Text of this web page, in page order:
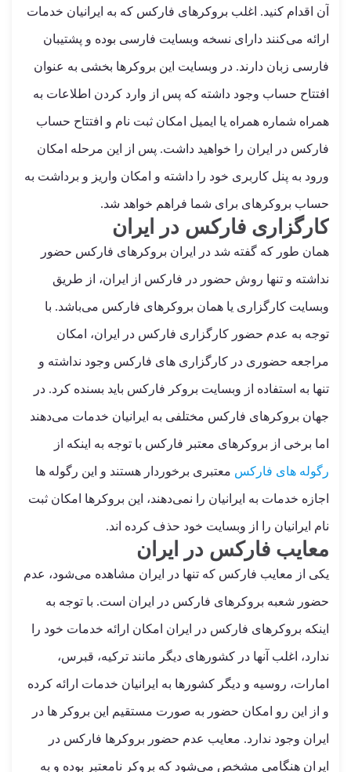
آن اقدام کنید. اغلب بروکرهای فارکس که به ایرانیان خدمات
ارائه می‌کنند دارای نسخه وبسایت فارسی بوده و پشتیبان
فارسی زبان دارند. در وبسایت این بروکرها بخشی به عنوان
افتتاح حساب وجود داشته که پس از وارد کردن اطلاعات به
همراه شماره همراه یا ایمیل امکان ثبت نام و افتتاح حساب
فارکس در ایران را خواهید داشت. پس از این مرحله امکان
ورود به پنل کاربری خود را داشته و امکان واریز و برداشت به
حساب بروکرهای برای شما فراهم خواهد شد.
کارگزاری فارکس در ایران
همان طور که گفته شد در ایران بروکرهای فارکس حضور
نداشته و تنها روش حضور در فارکس از ایران، از طریق
وبسایت کارگزاری یا همان بروکرهای فارکس می‌باشد. با
توجه به عدم حضور کارگزاری فارکس در ایران، امکان
مراجعه حضوری در کارگزاری های فارکس وجود نداشته و
تنها به استفاده از وبسایت بروکر فارکس باید بسنده کرد. در
جهان بروکرهای فارکس مختلفی به ایرانیان خدمات می‌دهند
اما برخی از بروکرهای معتبر فارکس با توجه به اینکه از
رگوله های فارکس معتبری برخوردار هستند و این رگوله ها
اجازه خدمات به ایرانیان را نمی‌دهند، این بروکرها امکان ثبت
نام ایرانیان را از وبسایت خود حذف کرده اند.
معایب فارکس در ایران
یکی از معایب فارکس که تنها در ایران مشاهده می‌شود، عدم
حضور شعبه بروکرهای فارکس در ایران است. با توجه به
اینکه بروکرهای فارکس در ایران امکان ارائه خدمات خود را
ندارد، اغلب آنها در کشورهای دیگر مانند ترکیه، قبرس،
امارات، روسیه و دیگر کشورها به ایرانیان خدمات ارائه کرده
و از این رو امکان حضور به صورت مستقیم این بروکر ها در
ایران وجود ندارد. معایب عدم حضور بروکرها فارکس در
ایران هنگامی مشخص می‌شود که بروکر نامعتبر بوده و به